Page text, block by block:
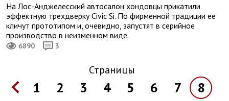
На Лос-Анджелесский автосалон хондовцы прикатили
эффектную трехдверку Civic Si. По фирменной традиции ее
кличут прототипом и, очевидно, запустят в серийное
производство в неизменном виде.
6890 3
Страницы
1 2 3 4 5 6 7
8